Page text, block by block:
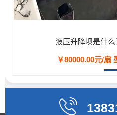
液压升降坝是什么
￥80000.00元/扇